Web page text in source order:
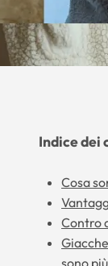
Indice dei
Cosa
Contro
sono